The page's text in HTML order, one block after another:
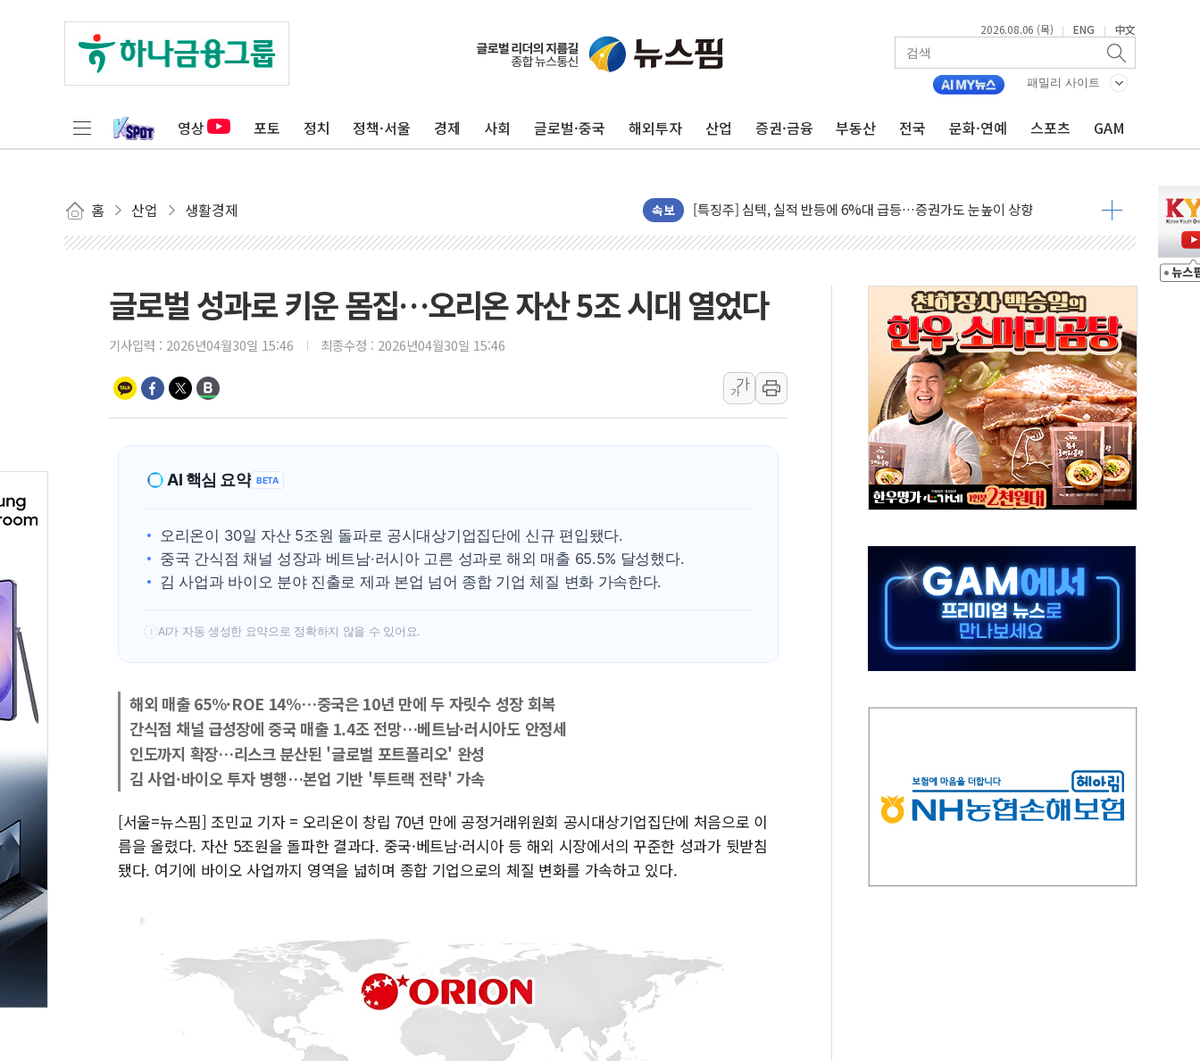
2026.08.06 (목) | ENG | 中文
패밀리 사이트
영상 포토 정치 정책·서울 경제 사회 글로벌·중국 해외투자 산업 증권·금융 부동산 전국 문화·연예 스포츠 GAM
홈 산업 생활경제 속보
다임바이오, 정부 R&D 과제 선정
반도체 호조에 6월 경상수지 '역대 최대'…한은 "연간 전망치 웃돌 듯"
헥토파이낸셜, 상반기 영업익 137억원 '역대 최대'
애드포러스, 인큐베타와 'DV360' 활용 계약
유소년교육연구소, 충남교육청과 독서교육 사업 착수
"트럼프의 '先 호르무즈·後 핵협상' 전략, 이란에 주도권 넘길 위험"
[종합] 해수부, 신청사 부지 '부산 동구' 낙점…부산 북항에 짓는다
[컨콜] 카카오, "AI, 인프라보다는 일상에 투자할 계획"
LG헬로비전, 2분기 영업익 72% 감소…매출도 31% 뒷걸음
태명실업, 표준협회 환경·안전경영 인증..."현장 관리체계 고도화"
디투엔지니어링, 한국ESG경영대상 중견기업 부문 최우수상 수상
KCC "기록적 폭염에 열 차단 도료 문의 5배 증가"
삼성E&A, 공식 캐릭터 출시 1주년 행사..."소통·공감 가치 전파"
3년 내 같은 위반 반복하면 '원칙 고발'…공정위, 총수일가 편법 지배 차단
아모레퍼시픽 에스트라, 유로모니터 선정 '한국 1위 더마 브랜드'
이문아이파크자이 보류지 14가구 나왔다…'국평' 17억원대
글로벌 성과로 키운 몸집…오리온 자산 5조 시대 열었다
기사입력 : 2026년04월30일 15:46 최종수정 : 2026년04월30일 15:46
가
가
AI 핵심 요약 BETA
오리온이 30일 자산 5조원 돌파로 공시대상기업집단에 신규 편입됐다.
중국 간식점 채널 성장과 베트남·러시아 고른 성과로 해외 매출 65.5% 달성했다.
김 사업과 바이오 분야 진출로 제과 본업 넘어 종합 기업 체질 변화 가속한다.
! AI가 자동 생성한 요약으로 정확하지 않을 수 있어요.
해외 매출 65%·ROE 14%…중국은 10년 만에 두 자릿수 성장 회복
간식점 채널 급성장에 중국 매출 1.4조 전망…베트남·러시아도 안정세
인도까지 확장…리스크 분산된 '글로벌 포트폴리오' 완성
김 사업·바이오 투자 병행…본업 기반 '투트랙 전략' 가속
[서울=뉴스핌] 조민교 기자 = 오리온이 창립 70년 만에 공정거래위원회 공시대상기업집단에 처음으로 이
름을 올렸다. 자산 5조원을 돌파한 결과다. 중국·베트남·러시아 등 해외 시장에서의 꾸준한 성과가 뒷받침
됐다. 여기에 바이오 사업까지 영역을 넓히며 종합 기업으로의 체질 변화를 가속하고 있다.